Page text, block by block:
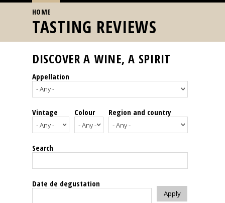
Home
Our
events
Spirits
Tasting
reviews
The
YOU ARE HERE
HOME
TASTING REVIEWS
DISCOVER A WINE, A SPIRIT
Appellation
Vintage Colour Region and country
Search
Date de degustation